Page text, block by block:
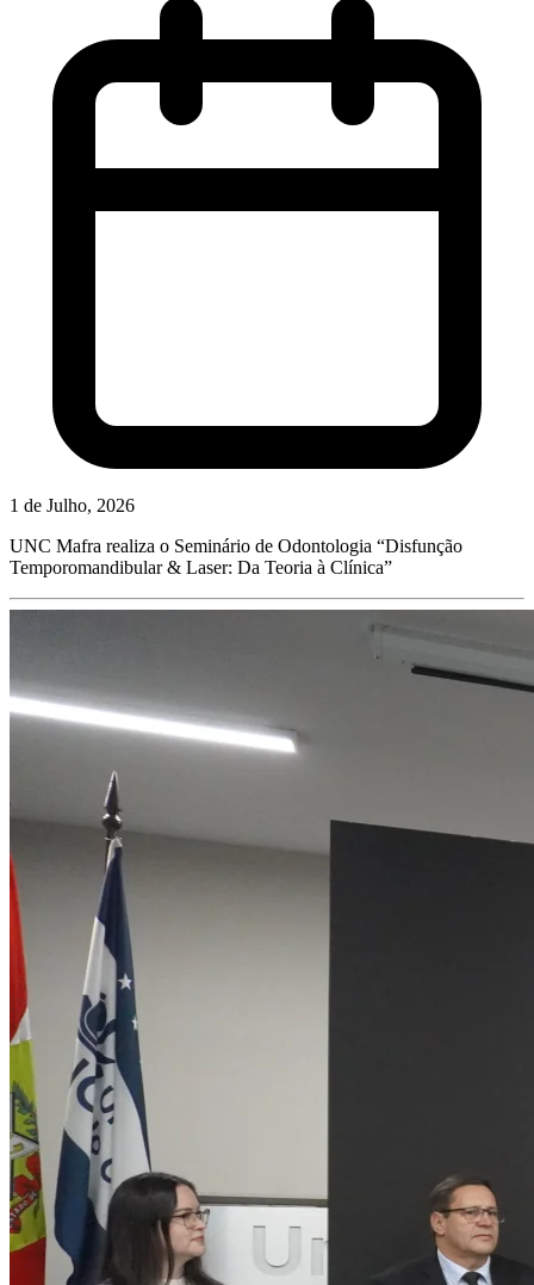
1 de Julho, 2026
UNC Mafra realiza o Seminário de Odontologia “Disfunção
Temporomandibular & Laser: Da Teoria à Clínica”